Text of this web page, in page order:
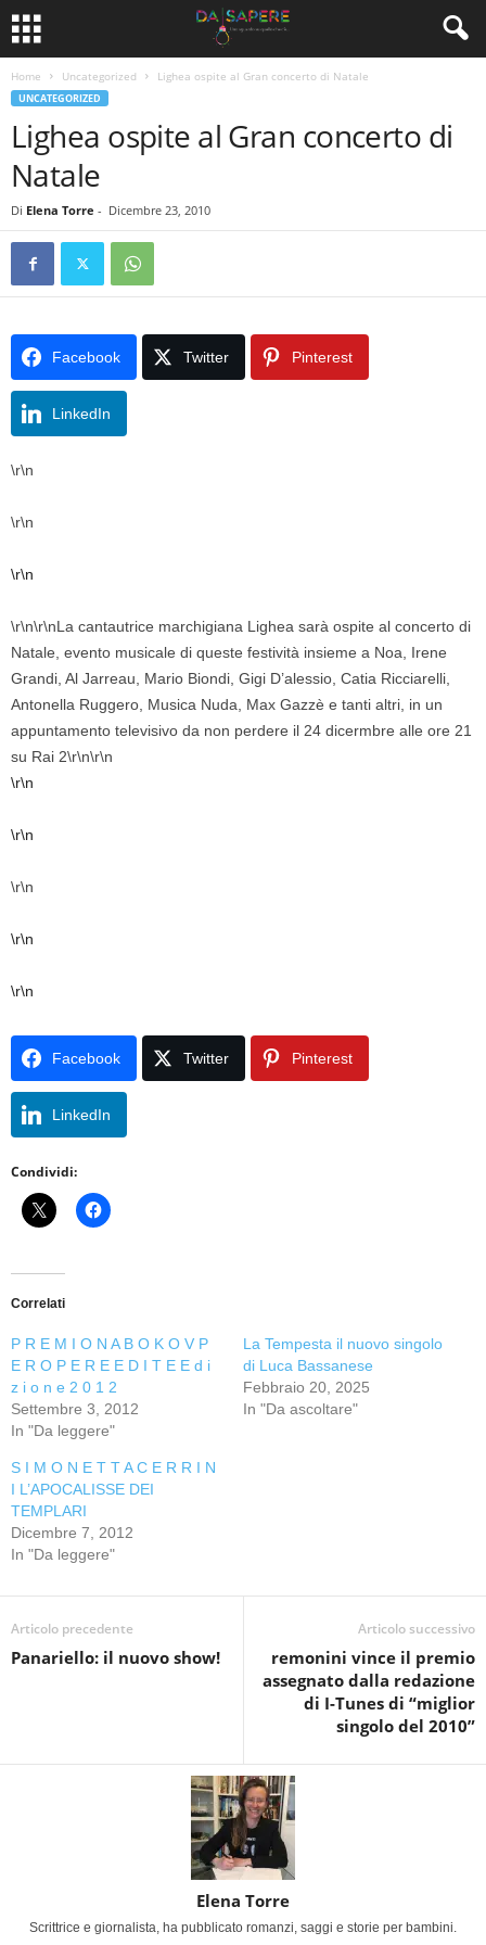
Home Uncategorized Lighea ospite al Gran concerto di Natale
UNCATEGORIZED
Lighea ospite al Gran concerto di
Natale
Di Elena Torre - Dicembre 23, 2010
Facebook Twitter Pinterest
LinkedIn
\r\n
\r\n
\r\n
\r\n\r\nLa cantautrice marchigiana Lighea sarà ospite al concerto di
Natale, evento musicale di queste festività insieme a Noa, Irene
Grandi, Al Jarreau, Mario Biondi, Gigi D’alessio, Catia Ricciarelli,
Antonella Ruggero, Musica Nuda, Max Gazzè e tanti altri, in un
appuntamento televisivo da non perdere il 24 dicermbre alle ore 21
su Rai 2\r\n\r\n
\r\n
\r\n
\r\n
\r\n
\r\n
Facebook Twitter Pinterest
LinkedIn
Condividi:
Correlati
P R E M I O N A B O K O V P
E R O P E R E E D I T E E d i
z i o n e 2 0 1 2
Settembre 3, 2012
In "Da leggere"
La Tempesta il nuovo singolo
di Luca Bassanese
Febbraio 20, 2025
In "Da ascoltare"
S I M O N E T T A C E R R I N
I L’APOCALISSE DEI
TEMPLARI
Dicembre 7, 2012
In "Da leggere"
Articolo precedente
Panariello: il nuovo show!
Articolo successivo
remonini vince il premio
assegnato dalla redazione
di I-Tunes di “miglior
singolo del 2010”
Elena Torre
Scrittrice e giornalista, ha pubblicato romanzi, saggi e storie per bambini.